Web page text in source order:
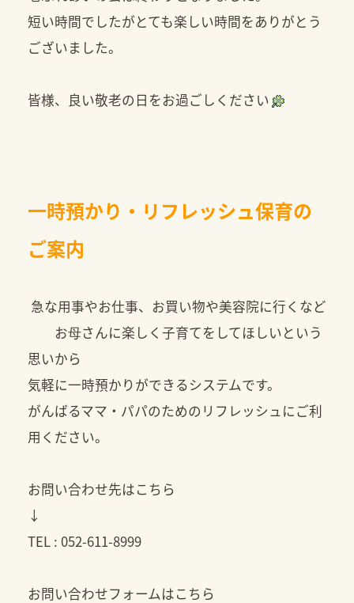
短い時間でしたがとても楽しい時間をありがとう
ございました。
皆様、良い敬老の日をお過ごしください
一時預かり・リフレッシュ保育の
ご案内
急な用事やお仕事、お買い物や美容院に行くなど
お母さんに楽しく子育てをしてほしいという
思いから
気軽に一時預かりができるシステムです。
がんばるママ・パパのためのリフレッシュにご利
用ください。
お問い合わせ先はこちら
↓
TEL : 052-611-8999
お問い合わせフォームはこちら